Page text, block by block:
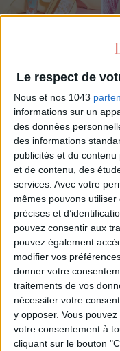
Le respect de
Nous et nos 1043
informations sur un
des données
des informations
publicités et du
et de contenu, des
services. Avec votre
mêmes pouvons
précises et
pouvez consentir aux
pouvez également
modifier vos
donner votre
traitements de vos
nécessiter votre
y opposer. Vous
votre consentement à
cliquant sur le bouton
ADOPT PARFUMS
TOUT CE QUE